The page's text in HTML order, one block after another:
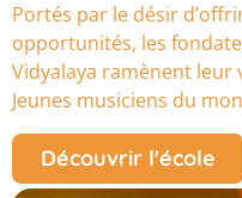
Portés par le désir
opportunités, les
Vidyalaya ramènent leur
Jeunes musiciens du
Découvrir l'école